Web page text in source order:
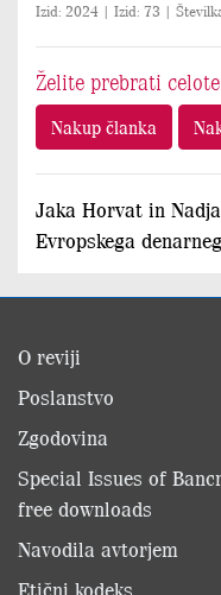
Izid: 2024 | Izid: 73 |
Želite prebrati
Nakup članka
Jaka Horvat in
Evropskega
O reviji
Poslanstvo
Zgodovina
Special Issues of
free downloads
Navodila avtorjem
Etični kodeks